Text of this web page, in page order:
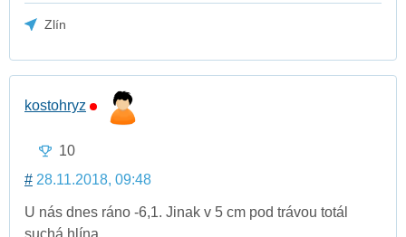
Zlín
kostohryz
10
# 28.11.2018, 09:48
U nás dnes ráno -6,1. Jinak v 5 cm pod trávou totál
suchá hlína.